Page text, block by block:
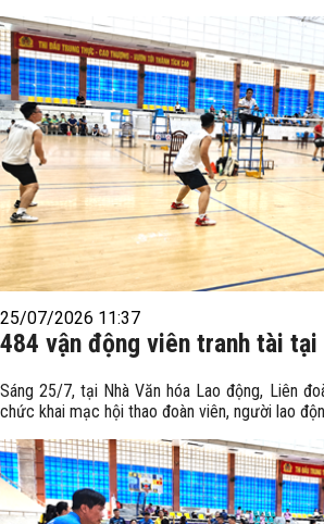
25/07/2026 11:37
484 vận động viên tranh tài
Sáng 25/7, tại Nhà Văn hóa Lao động, Liên
chức khai mạc hội thao đoàn viên, người lao